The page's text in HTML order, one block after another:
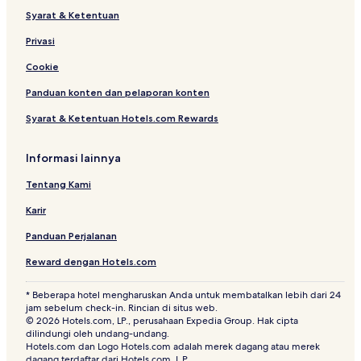
Syarat & Ketentuan
Privasi
Cookie
Panduan konten dan pelaporan konten
Syarat & Ketentuan Hotels.com Rewards
Informasi lainnya
Tentang Kami
Karir
Panduan Perjalanan
Reward dengan Hotels.com
* Beberapa hotel mengharuskan Anda untuk membatalkan lebih dari 24
jam sebelum check-in. Rincian di situs web.
© 2026 Hotels.com, LP., perusahaan Expedia Group. Hak cipta
dilindungi oleh undang-undang.
Hotels.com dan Logo Hotels.com adalah merek dagang atau merek